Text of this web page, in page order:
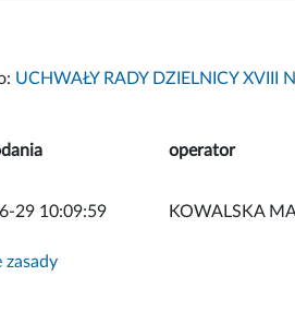
UCHWAŁY RADY DZIELNICY XVIII
operator
29 10:09:59 KOWALSKA